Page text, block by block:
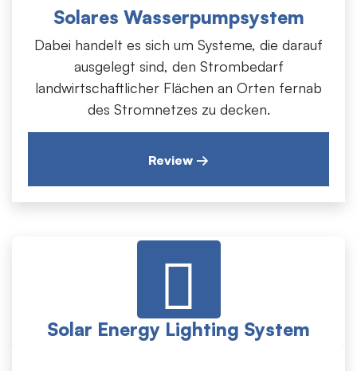
ausgelegt sind, den Strombedarf
landwirtschaftlicher Flächen an Orten fernab
des Stromnetzes zu decken.
Solares Wasserpumpsystem
Dabei handelt es sich um Systeme, die darauf
ausgelegt sind, den Strombedarf
landwirtschaftlicher Flächen an Orten fernab
des Stromnetzes zu decken.
Review →
Solar Energy Lighting System